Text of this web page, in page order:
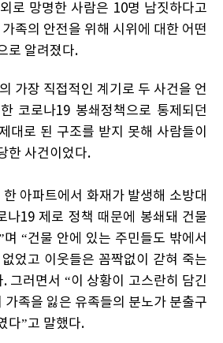
로 망명한 사람은 10명 남짓하다고
족의 안전을 위해 시위에 대한 어떤
로 알려졌다.
가장 직접적인 계기로 두 사건을 언
코로나19 봉쇄정책으로 통제되던
대로 된 구조를 받지 못해 사람들이
한 사건이었다.
아파트에서 화재가 발생해 소방대
나19 제로 정책 때문에 봉쇄돼 건물
“건물 안에 있는 주민들도 밖에서
었고 이웃들은 꼼짝없이 갇혀 죽는
그러면서 “이 상황이 고스란히 담긴
가족을 잃은 유족들의 분노가 분출구
다”고 말했다.